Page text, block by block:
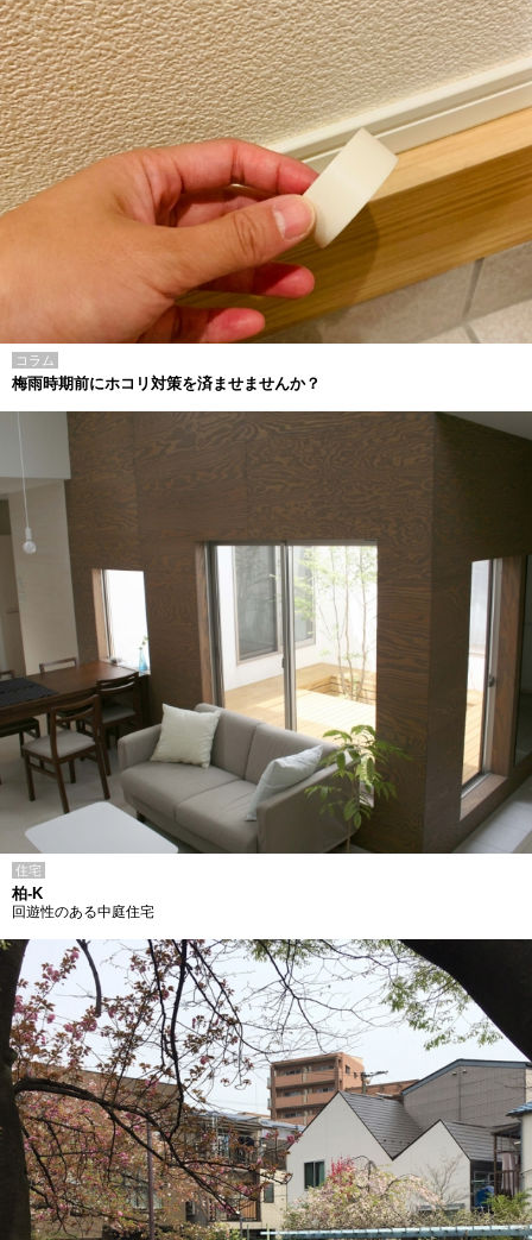
コラム
梅雨時期前にホコリ対策を済ませませんか？
住宅
柏-K
回遊性のある中庭住宅